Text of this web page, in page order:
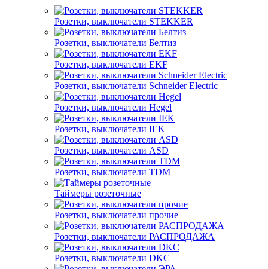
Розетки, выключатели STEKKER
Розетки, выключатели Белтиз
Розетки, выключатели EKF
Розетки, выключатели Schneider Electric
Розетки, выключатели Hegel
Розетки, выключатели IEK
Розетки, выключатели ASD
Розетки, выключатели TDM
Таймеры розеточные
Розетки, выключатели прочие
Розетки, выключатели РАСПРОДАЖА
Розетки, выключатели DKC